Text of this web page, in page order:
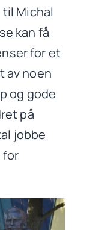
Michal
kan få
for et
av noen
og gode
på
jobbe
for